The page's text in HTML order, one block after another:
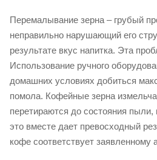
Перемалывание зерна – грубый
неправильно нарушающий его
результате вкус напитка. Эта
Использование ручного
домашних условиях добиться
помола. Кофейные зерна
перетираются до состояния пыли,
это вместе дает превосходный
кофе соответствует заявленному